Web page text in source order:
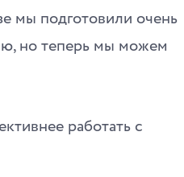
мы подготовили очень
но теперь мы можем
работать с